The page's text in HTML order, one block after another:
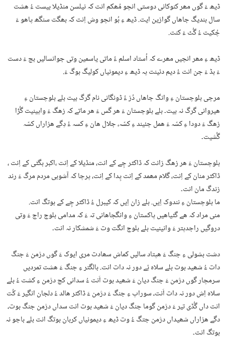
ڈیھ ءَ گوں مھر کنوکانی دوستی انچو مُھکم انت کہ نیلسن منڈیلا بیست ءُ ھشت
سال بندیگ جاھاں گوازین ایت. ڈیھ ءِ بُو انچو وش اِنت کہ بھگت سنگھ پاھو ءَ
چُکیت ءُ گُٹ ءَ کنت.
ڈیھ ءِ مھر انچیں مھرے کہ اُستاد اسلم ءُ ماتی یاسمین وتی جوانسالیں بچ ءَ دست
ءَ بڈ ءَ جن انت ءُ دیم دئینت پہ ڈیھ ءِ دیمونیاں کولیگ بوگ ءَ.
مرچی بلوچستان ءِ وانگ جاھاں دُز ءُ ڈونگانی نام گرگ بیت بلے بلوچستان ءِ
ھیروانی گرگ نہ بیت۔ بلے بلوچستان ءَ ھر گس ءَ ھر ماتے کہ زھگ ءَ واپینیت گُڑا
زھگ ءَ دودا ءِ کسّہ ءَ ھمل جئیند ءِ کسّہ، جلال ھان ءِ کسہ ءُ دِگے ھزاراں کسّہ
گُشیت۔
بلوچستان ءَ ھر زھگ زانت کہ ڈاکٹر چِے کے انت، منڈیلا کے اِنت ،اکبر بگٹی کے اِنت ،
ڈاکٹر منان کے اِنت، گلام مھمد کے اِنت پِدا کے اِنت، پرچا کہ آشوبی مردم مرگ ءَ رند
زندگ مان انت۔
ما بلوچستان ءِ نندوک اِیں. بلے زان اِیں کہ کیبرل ءُ ڈاکٹر چِے کے بوتگ انت.
منی مراد کہ ھے گٹیاھیں پاکستان ءِ وانگجاھانی تہ ءَ کہ مدامی بلوچ راج ءَ وتی
دروگیں راجدپتر ءَ وانینیت بلے بلوچ انگت وت ءَ شمشکار نہ انت۔
دشت بشولی ءِ جنگ ءَ ھپتاد سالیں کماش سھادت مری ایوک ءَ گوں دژمن ءَ جنگ
دات ءُ شھید بوت بلے سلاہ ئِے دور نہ دات انت. بالگتر ءِ جنگ ءَ ھشت تمردیں
سرمچار گوں دژمن ءَ جنگ دیان ءَ شھید بوت اَنت ءُ سدانی کچ دژمن ءِ کشت ءُ بلے
سلاہ اِش دور نہ دات اَنت، سوراپ ءِ جنگ ءَ دژمن ءَ ڈاکٹر ھالد ءُ دلجان انگیر ءَ کُت
انت داں گُڈی تیر ءَ دژمن گوما جنگ دیان ءَ شھید بوت انت سداں دژمن جنگ بوت،
دگے ھزاراں شھیداں دژمن جتگ ءُ وت ڈیھ ءِ دیمونیاں کربان بوتگ انت بلے باجو نہ
بوتگ انت۔